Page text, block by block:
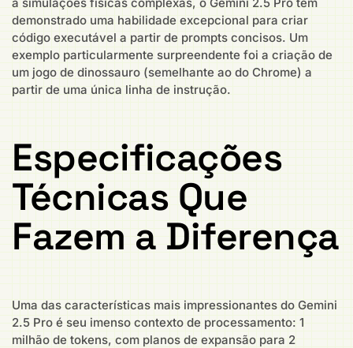
demonstrado uma habilidade excepcional para criar
código executável a partir de prompts concisos. Um
exemplo particularmente surpreendente foi a criação de
um jogo de dinossauro (semelhante ao do Chrome) a
partir de uma única linha de instrução.
Especificações
Técnicas Que
Fazem a Diferença
Uma das características mais impressionantes do Gemini
2.5 Pro é seu imenso contexto de processamento: 1
milhão de tokens, com planos de expansão para 2